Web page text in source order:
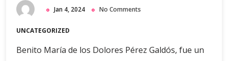
Jan 4, 2024 No Comments
UNCATEGORIZED
Benito María de los Dolores Pérez Galdós, fue un